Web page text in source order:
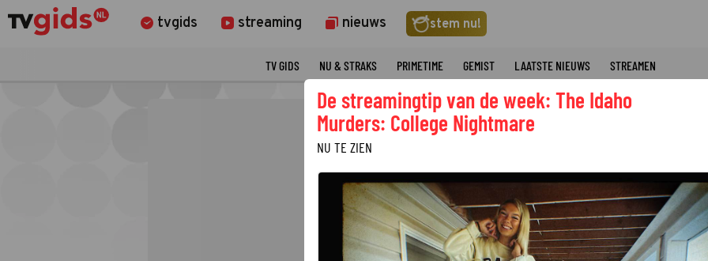
tvgids streaming nieuws stem nu!
TV GIDS NU & STRAKS PRIMETIME GEMIST LAATSTE NIEUWS STREAMEN
De streamingtip van de week: The Idaho
Murders: College Nightmare
NU TE ZIEN